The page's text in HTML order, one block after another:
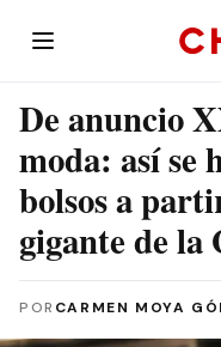
De anuncio
moda: así se
bolsos a
gigante de
POR CARMEN MOYA